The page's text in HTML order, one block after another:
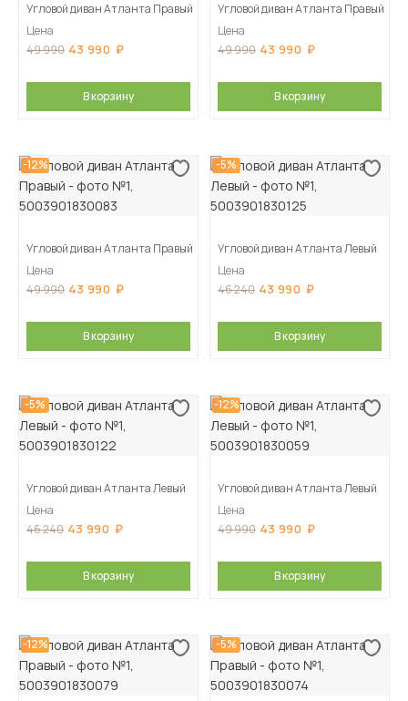
Угловой диван Атланта Правый
Цена
49 990 43 990
В корзину
Угловой диван Атланта Правый
Цена
49 990 43 990
В корзину
-12%
Угловой диван Атланта Правый
Цена
49 990 43 990
В корзину
-5%
Угловой диван Атланта Левый
Цена
46 240 43 990
В корзину
-5%
Угловой диван Атланта Левый
Цена
46 240 43 990
В корзину
-12%
Угловой диван Атланта Левый
Цена
49 990 43 990
В корзину
-12% -5%